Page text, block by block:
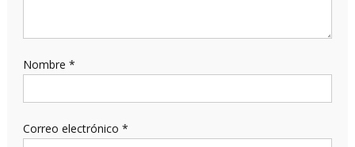
Nombre *
Correo electrónico *